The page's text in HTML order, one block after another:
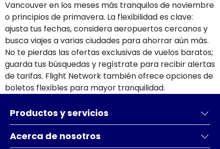
Vancouver en los meses más tranquilos de noviembre
o principios de primavera. La flexibilidad es clave:
ajusta tus fechas, considera aeropuertos cercanos y
busca viajes a varias ciudades para ahorrar aún más.
No te pierdas las ofertas exclusivas de vuelos baratos;
guarda tus búsquedas y regístrate para recibir alertas
de tarifas. Flight Network también ofrece opciones de
boletos flexibles para mayor tranquilidad.
Productos y servicios
Acerca de nosotros